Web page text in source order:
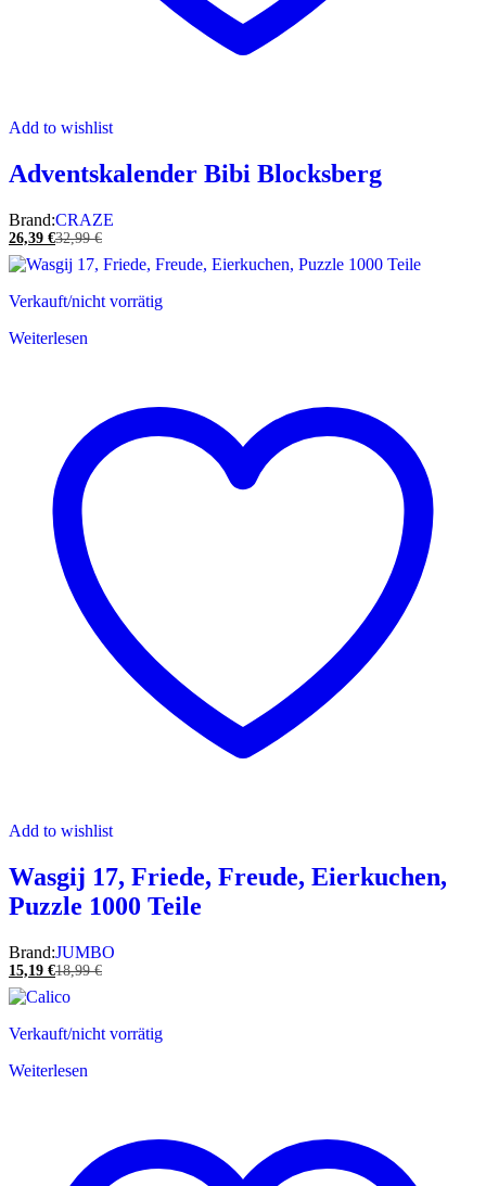
Add to wishlist
Adventskalender Bibi Blocksberg
Brand:CRAZE
26,39 €32,99€
Verkauft/nicht vorrätig
Weiterlesen
Add to wishlist
Wasgij 17, Friede, Freude, Eierkuchen,
Puzzle 1000 Teile
Brand:JUMBO
15,19 €18,99€
Verkauft/nicht vorrätig
Weiterlesen